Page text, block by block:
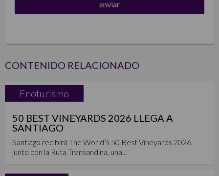
CONTENIDO RELACIONADO
Enoturismo
50 BEST VINEYARDS 2026 LLEGA A
SANTIAGO
Santiago recibirá The World’s 50 Best Vineyards 2026
junto con la Ruta Transandina, una...